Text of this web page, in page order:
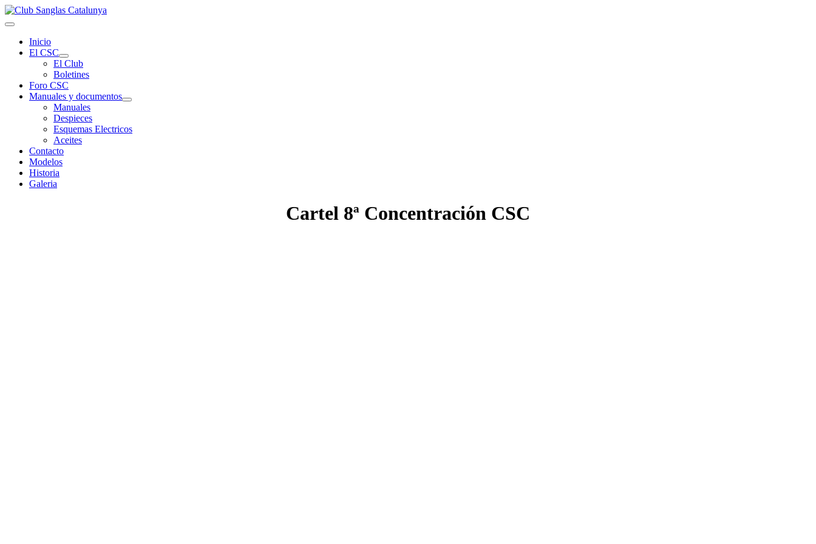
Inicio
El CSC
El Club
Boletines
Foro CSC
Manuales y documentos
Manuales
Despieces
Esquemas Electricos
Aceites
Contacto
Modelos
Historia
Galeria
Cartel 8ª Concentración CSC